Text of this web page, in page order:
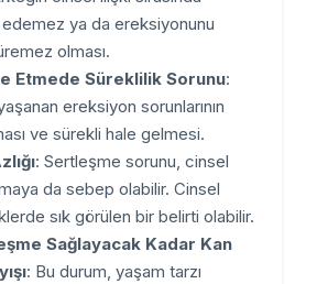
ya da ereksiyonunu
olması.
Etmede Süreklilik Sorunu:
ereksiyon sorunlarının
ve sürekli hale gelmesi.
: Sertleşme sorunu, cinsel
da sebep olabilir. Cinsel
sık görülen bir belirti olabilir.
Sağlayacak Kadar Kan
: Bu durum, yaşam tarzı